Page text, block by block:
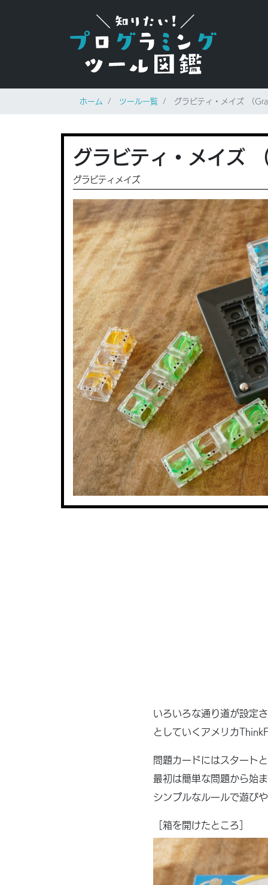
ホーム ツール一覧 グラビティ・メイズ （
グラビティ・メイズ
グラビティメイズ
いろいろな通り道が設定
としていくアメリカ
問題カードにはスタート
最初は簡単な問題から始
シンプルなルールで遊び
［箱を開けたところ］